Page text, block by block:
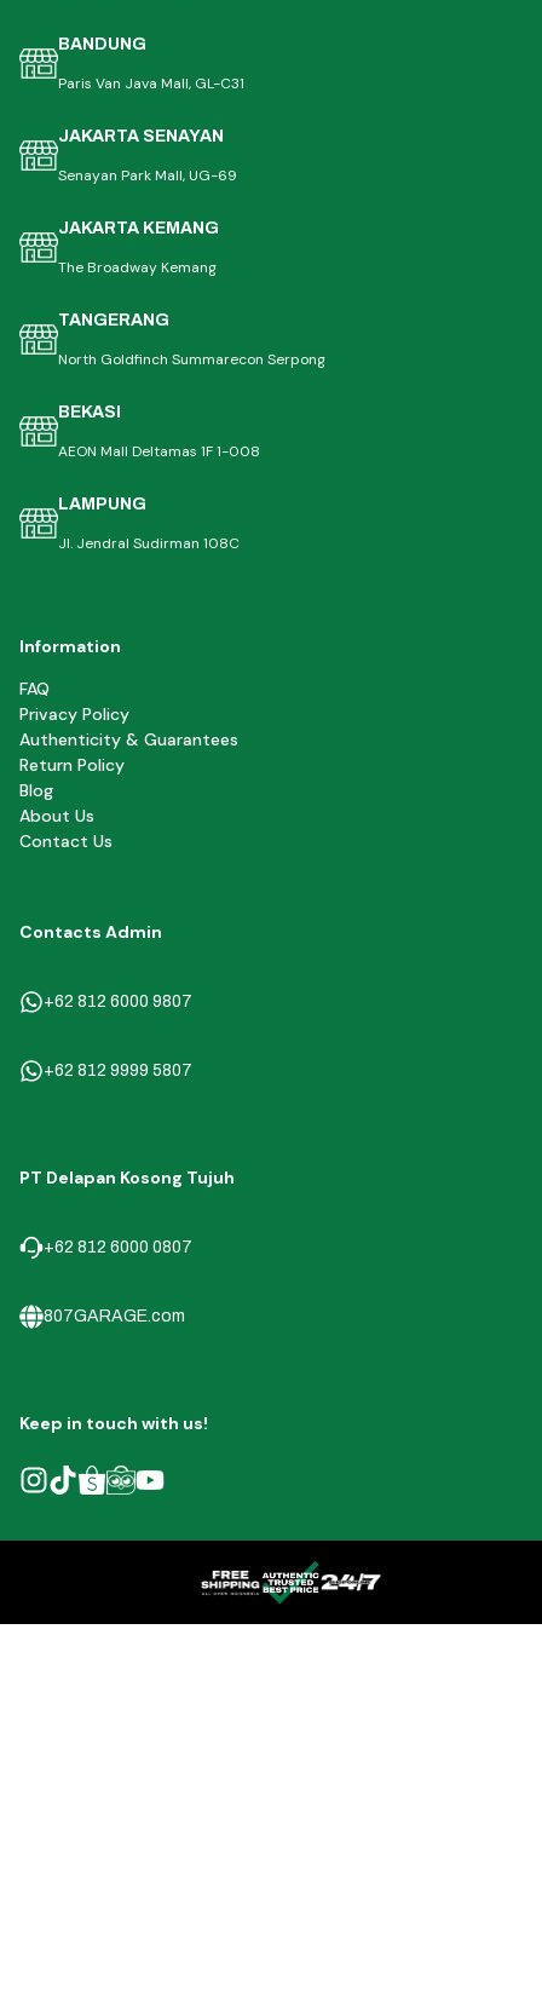
BANDUNG
Paris Van Java Mall, GL-C31
JAKARTA SENAYAN
Senayan Park Mall, UG-69
JAKARTA KEMANG
The Broadway Kemang
TANGERANG
North Goldfinch Summarecon Serpong
BEKASI
AEON Mall Deltamas 1F 1-008
LAMPUNG
Jl. Jendral Sudirman 108C
Information
FAQ
Privacy Policy
Authenticity & Guarantees
Return Policy
Blog
About Us
Contact Us
Contacts Admin
+62 812 6000 9807
+62 812 9999 5807
PT Delapan Kosong Tujuh
+62 812 6000 0807
807GARAGE.com
Keep in touch with us!